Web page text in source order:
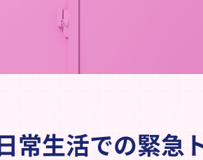
日常生活での緊急